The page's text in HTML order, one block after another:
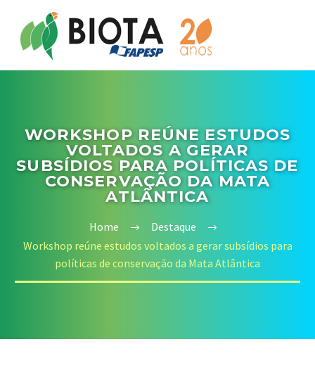
WORKSHOP REÚNE ESTUDOS
VOLTADOS A GERAR
SUBSÍDIOS PARA POLÍTICAS DE
CONSERVAÇÃO DA MATA
ATLÂNTICA
Home
Destaque
Workshop reúne estudos voltados a gerar subsídios para
políticas de conservação da Mata Atlântica